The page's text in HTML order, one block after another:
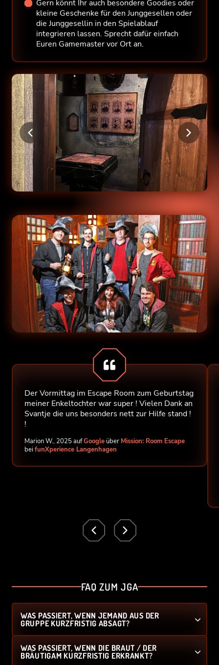
Gern könnt Ihr auch besondere Goodies oder
kleine Geschenke für den Junggesellen oder
die Junggesellin in den Spielablauf
integrieren lassen. Sprecht dafür einfach
Euren Gamemaster vor Ort an.
Der Vormittag im Escape Room zum Geburtstag
meiner Enkeltochter war super ! Vielen Dank an
Svantje die uns besonders nett zur Hilfe stand !
!
Marion W., 2025 aufGoogle über Mission: Room Escape
beifunXperience Langenhagen
FAQ ZUM JGA
WAS PASSIERT, WENN JEMAND AUS DER
GRUPPE KURZFRISTIG ABSAGT?
WAS PASSIERT, WENN DIE BRAUT / DER
BRÄUTIGAM KURZFRISTIG ERKRANKT?